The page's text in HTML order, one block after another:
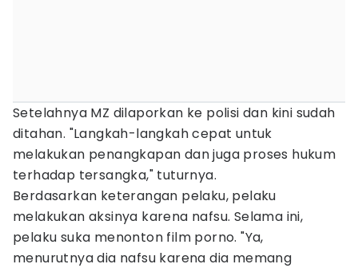
Setelahnya MZ dilaporkan ke polisi dan kini sudah
ditahan. "Langkah-langkah cepat untuk
melakukan penangkapan dan juga proses hukum
terhadap tersangka," tuturnya.
Berdasarkan keterangan pelaku, pelaku
melakukan aksinya karena nafsu. Selama ini,
pelaku suka menonton film porno. "Ya,
menurutnya dia nafsu karena dia memang